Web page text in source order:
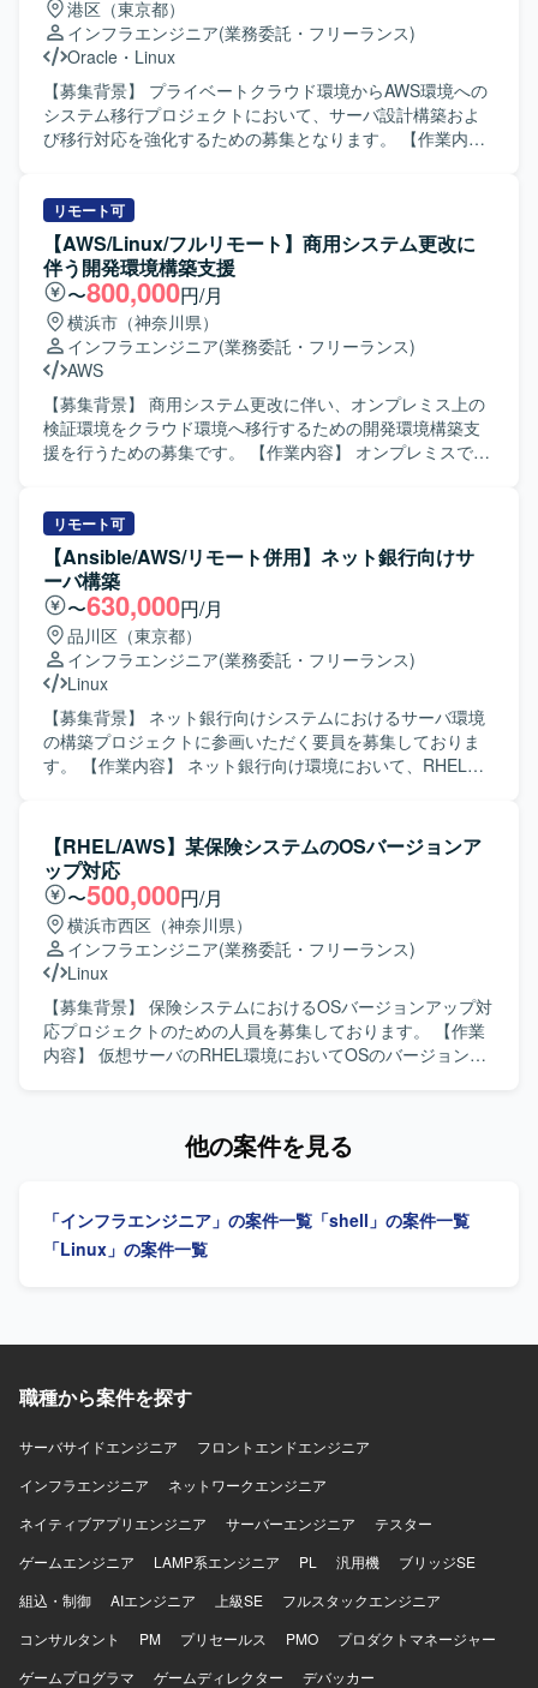
適切なアーキテクチャを主体的に提案できる方や、スキル
面で不足があっても臨機応変に動き、キャッチアップして
いける方が望ましいです。 【ポジションの魅力】 大規模な
予約サービスのインフラ基盤に携わることで、設計から構
築、監視・運用まで一連の工程を経験することができま
す。開発チームとの距離が近く、インフラ観点からサービ
LAMP系ミドルウェアを中心としたインフラ環境となりま
す。シェルスクリプトによる運用ツール開発や、Gitを用い
たバージョン管理、プロビジョニングツールを利用した構
成管理などを行っていただきます。
港区（東京都）
インフラエンジニア(業務委託・フリーランス)
Oracle ・ Linux
【募集背景】 プライベートクラウド環境からAWS環境への
システム移行プロジェクトにおいて、サーバ設計構築およ
び移行対応を強化するための募集となります。 【作業内
を中心としたサーバの設計・構築および移行作業を担当し
ていただきます。移行後は、既存環境で実施しているITGC
対応が新環境でも適切に適用されているかの確認や、関連
する設定・構成の見直し、ドキュメント整備なども行って
いただきます。 【求める人物像】 サーバ設計構築や移行プ
ロジェクトにおいて主体的に動き、関係者と協調しながら
業務を進めていただける方を求めています。技術的な課題
に対して自ら調査・検証し、改善提案までつなげていただ
ける方が望ましいです。 【ポジションの魅力】 大規模なシ
ステムのクラウド移行を通じて、Linuxサーバ設計構築スキ
ルに加え、クラウド環境における設計・運用に関する知見
流まで一連のプロセスを経験していただけます。 【開発環
境】 プライベートクラウド環境およびAWS環境上のLinuxサ
ーバ（RHEL）を中心としたサーバ基盤を対象とした設計・
構築・移行を行います。
リモート可
【AWS/Linux/フルリモート】商用システム更改に
伴う開発環境構築支援
〜800,000円/月
横浜市（神奈川県）
インフラエンジニア(業務委託・フリーランス)
AWS
【募集背景】 商用システム更改に伴い、オンプレミス上の
検証環境をクラウド環境へ移行するための開発環境構築支
援を行うための募集です。 【作業内容】 オンプレミスで構
す。AWS特有のネットワーク設定については、お客様と内
容を確認しながら設計・設定を進めていただきます。 【求
める人物像】 与えられた手順や要件を踏まえて、自立して
環境構築作業を進められる方を求めています。お客様とコ
ミュニケーションを取りながら、不明点を積極的に確認
し、段階的に環境を仕上げていける方です。 【ポジション
の魅力】 オンプレミスからクラウドへの移行案件に関わる
ことで、AWS上でのネットワーク設計や環境構築の実務経
験を積むことができます。既存手順書をベースにしつつ
も、クラウド特有の設計検討にも携わることができます。
【開発環境】 AWS上の各種サービスおよびLinux（RHEL
リモート可
【Ansible/AWS/リモート併用】ネット銀行向けサ
ーバ構築
〜630,000円/月
品川区（東京都）
インフラエンジニア(業務委託・フリーランス)
Linux
【募集背景】 ネット銀行向けシステムにおけるサーバ環境
の構築プロジェクトに参画いただく要員を募集しておりま
す。 【作業内容】 ネット銀行向け環境において、RHELを
ブリッククラウド環境におけるサーバ構築支援も行ってい
ただきます。 【求める人物像】 サーバ設計構築作業に主体
的に取り組み、周囲とコミュニケーションを取りながら業
務を進めていただける方を求めております。 【ポジション
の魅力】 金融系システムのサーバ構築に携わることで、大
規模かつ高信頼性が求められる環境での設計構築経験を積
むことができます。Ansibleを活用した自動化やパブリック
クラウドの構築経験を深めることができるポジションで
す。 【開発環境】 RHELを中心としたサーバ環境および
AWS等のパブリッククラウド環境において、Ansibleを用い
【RHEL/AWS】某保険システムのOSバージョンア
ップ対応
〜500,000円/月
横浜市西区（神奈川県）
インフラエンジニア(業務委託・フリーランス)
Linux
【募集背景】 保険システムにおけるOSバージョンアップ対
応プロジェクトのための人員を募集しております。 【作業
内容】 仮想サーバのRHEL環境においてOSのバージョンア
ているシステムに対してもOSバージョンアップを実施し、
上位リーダーと適切に連携できる方を求めております。サ
ーバ作業において想定外の事象が発生した際にも、原因を
ルを実務で高めていただけます。仮想サーバおよびクラウ
の経験値を幅広く積むことができます。 【開発環境】
RHELを利用した仮想サーバ環境およびAWS上で構築された
システム環境での作業となります。
他の案件を見る
「インフラエンジニア」の案件一覧 「shell」の案件一覧
「Linux」の案件一覧
職種から案件を探す
サーバサイドエンジニア
フロントエンドエンジニア
インフラエンジニア
ネットワークエンジニア
ネイティブアプリエンジニア
サーバーエンジニア
テスター
ゲームエンジニア
LAMP系エンジニア PL 汎用機
ブリッジSE
組込・制御
AIエンジニア 上級SE
フルスタックエンジニア
コンサルタント
PM プリセールス PMO
プロダクトマネージャー
ゲームプログラマ
ゲームディレクター
デバッカー